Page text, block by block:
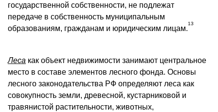
государственной собственности, не подлежат
передаче в собственность муниципальным
образованиям, гражданам и юридическим лицам.
13
Леса как объект недвижимости занимают центральное
место в составе элементов лесного фонда. Основы
лесного законодательства РФ определяют леса как
совокупность земли, древесной, кустарниковой и
травянистой растительности, животных,